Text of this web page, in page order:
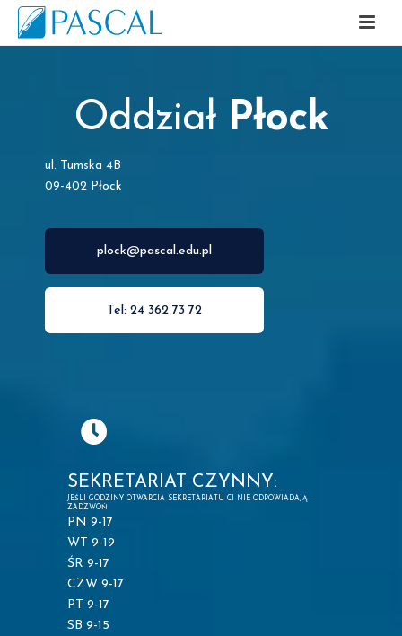
Oddział Płock
ul. Tumska 4B
09-402 Płock
plock@pascal.edu.pl
Tel: 24 362 73 72
SEKRETARIAT CZYNNY:
JEŚLI GODZINY OTWARCIA SEKRETARIATU CI NIE ODPOWIADAJĄ –
ZADZWOŃ
PN 9-17
WT 9-19
ŚR 9-17
CZW 9-17
PT 9-17
SB 9-15